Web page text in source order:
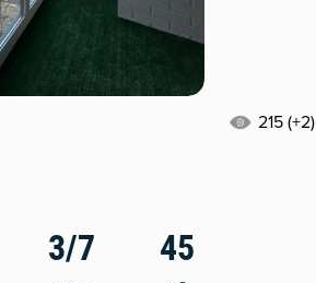
215 (+2)
3/7 45